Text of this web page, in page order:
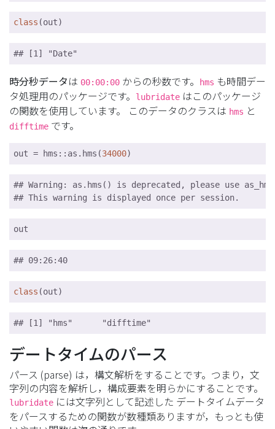
class (out)
## [1] "Date"
時分秒データは 00:00:00 からの秒数です。 hms も時間デー
タ処理用のパッケージです。
lubridate はこのパッケージ
の関数を使用しています。 このデータのクラスは hms と
difftime です。
out = hms::as.hms(34000)
## Warning: as.hms() is deprecated, please use
## This warning is displayed once per session.
out
## 09:26:40
class (out)
## [1] "hms"      "difftime"
デートタイムのパース
パース (parse) は，構文解析をすることです。つまり，文
字列の内容を解析し，構成要素を明らかにすることです。
lubridate には文字列として記述した デートタイムデータ
をパースするための関数が数種類ありますが，もっとも使